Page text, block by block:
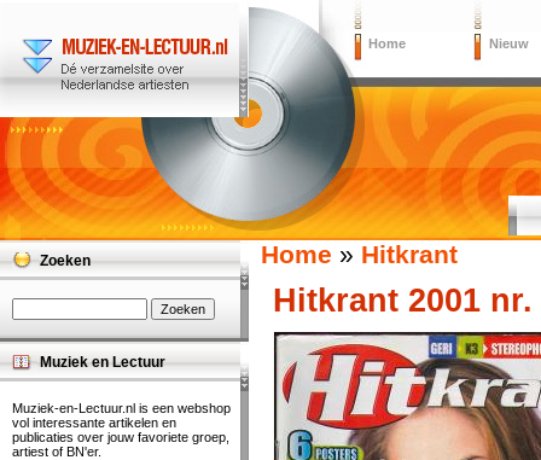
Home Nieuw
Home » Hitkrant
Hitkrant 2001 nr.
Zoeken
Muziek en Lectuur
Muziek-en-Lectuur.nl is een webshop
vol interessante artikelen en
publicaties over jouw favoriete groep,
artiest of BN'er.